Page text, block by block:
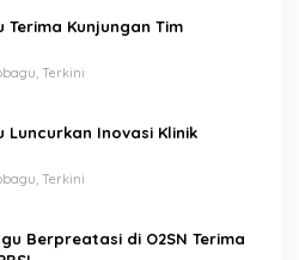
Kunjungan Tim
Terkini
Inovasi Klinik
Terkini
Berpreatasi di O2SN Terima